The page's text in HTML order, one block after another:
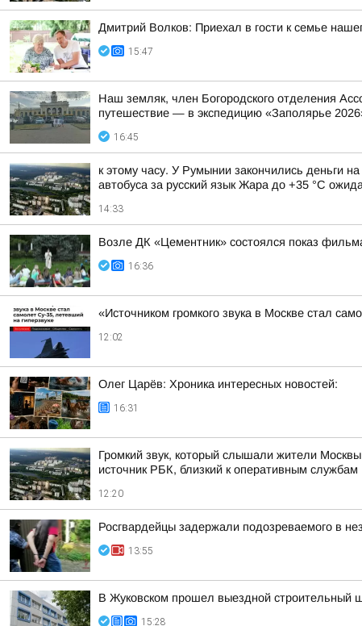
Дмитрий Волков: Приехал в гости к семье
15:47
Наш земляк, член Богородского отделения
путешествие — в экспедицию «Заполярье
16:45
к этому часу. У Румынии закончились деньги
автобуса за русский язык Жара до +35 °С
14:33
Возле ДК «Цементник» состоялся показ
16:36
«Источником громкого звука в Москве стал
12:02
Олег Царёв: Хроника интересных новостей:
16:31
Громкий звук, который слышали жители
источник РБК, близкий к оперативным службам
12:20
Росгвардейцы задержали подозреваемого в
13:55
В Жуковском прошел выездной строительный
15:28